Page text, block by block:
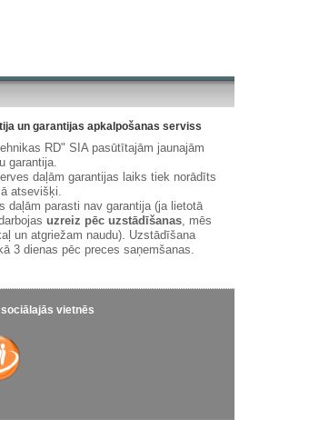
un garantijas apkalpošanas serviss
RD" SIA pasūtītajām jaunajām
garantija.
daļām garantijas laiks tiek norādīts
atsevišķi.
daļām parasti nav garantija (ja lietotā
uzreiz pēc uzstādīšanas, mēs
un atgriežam naudu). Uzstādīšana
3 dienas pēc preces saņemšanas.
vietnēs